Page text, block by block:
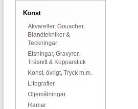
Konst
Akvareller, Gouacher,
Blandtekniker &
Teckningar
Etsningar, Gravyrer,
Träsnitt & Kopparstick
Konst, övrigt, Tryck m.m.
Litografier
Oljemålningar
Ramar